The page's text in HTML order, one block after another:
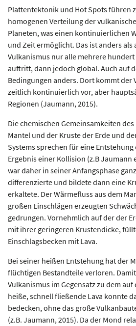
Plattentektonik und Hot Spots führen
homogenen Verteilung der
Planeten, was einen kontinuierlichen
und Zeit ermöglicht. Das ist anders als
Vulkanismus nur alle mehrere
auftritt, dann jedoch global. Auch auf
Bedingungen anders. Dort kommt der
zeitlich kontinuierlich vor, aber
Regionen (Jaumann, 2015).
Die chemischen Gemeinsamkeiten
Mantel und der Kruste der Erde und
Systems sprechen für eine Entstehung
Ergebnis einer Kollision (z.B Jaumann
war daher in seiner Anfangsphase
differenzierte und bildete dann eine
erkaltete. Der Wärmefluss aus dem
großen Einschlägen erzeugten
gedrungen. Vornehmlich auf der der
mit ihrer geringeren Krustendicke,
Einschlagsbecken mit Lava.
Bei seiner heißen Entstehung hat der
flüchtigen Bestandteile verloren.
Vulkanismus im Gegensatz zu dem auf
heiße, schnell fließende Lava konnte
bedecken, ohne das große
(z.B. Jaumann, 2015). Da der Mond